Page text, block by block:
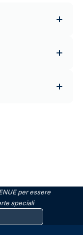
per essere
speciali